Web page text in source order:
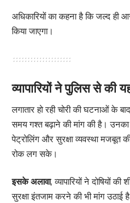
अधिकारियों का कहना है कि जल्द ही
किया जाएगा।
व्यापारियों ने पुलिस से की
लगातार हो रही चोरी की घटनाओं के
समय गश्त बढ़ाने की मांग की है। उनका
पेट्रोलिंग और सुरक्षा व्यवस्था मजबूत
रोक लग सके।
इसके अलावा, व्यापारियों ने दोषियों
सुरक्षा इंतजाम करने की भी मांग उठाई